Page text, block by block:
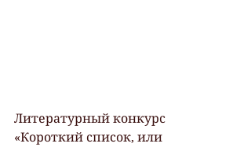
Литературный конкурс
«Короткий список, или